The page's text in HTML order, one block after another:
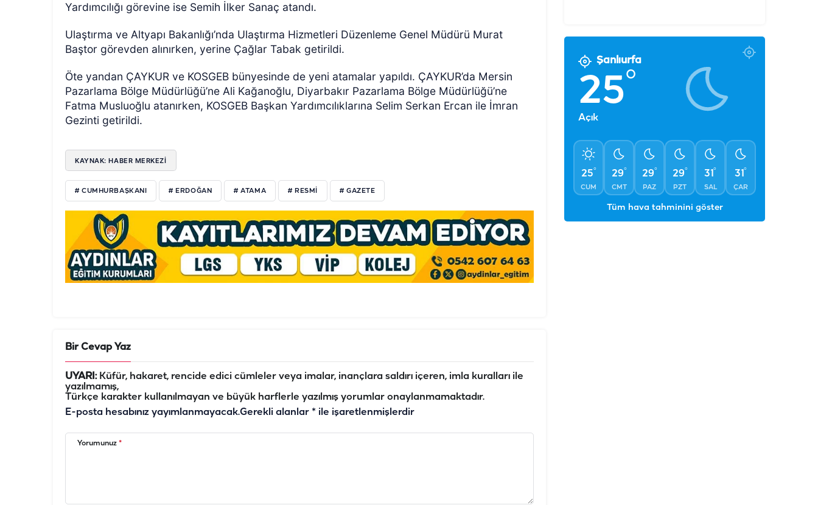
Yardımcılığı görevine ise Semih İlker Sanaç atandı.
Ulaştırma ve Altyapı Bakanlığı’nda Ulaştırma Hizmetleri Düzenleme Genel Müdürü Murat
Baştor görevden alınırken, yerine Çağlar Tabak getirildi.
Öte yandan ÇAYKUR ve KOSGEB bünyesinde de yeni atamalar yapıldı. ÇAYKUR’da Mersin
Pazarlama Bölge Müdürlüğü’ne Ali Kağanoğlu, Diyarbakır Pazarlama Bölge Müdürlüğü’ne
Fatma Musluoğlu atanırken, KOSGEB Başkan Yardımcılıklarına Selim Serkan Ercan ile İmran
Gezinti getirildi.
KAYNAK: HABER MERKEZİ
# CUMHURBAŞKANI # ERDOĞAN # ATAMA # RESMİ # GAZETE
Bir Cevap Yaz
UYARI:Küfür, hakaret, rencide edici cümleler veya imalar, inançlara saldırı içeren, imla kuralları ile
yazılmamış,
Türkçe karakter kullanılmayan ve büyük harflerle yazılmış yorumlar onaylanmamaktadır.
E-posta hesabınız yayımlanmayacak.Gerekli alanlar * ile işaretlenmişlerdir
Yorumunuz *
Şanlıurfa
25°
Açık
25°
CUM
29°
CMT
29°
PAZ
29°
PZT
31°
SAL
31°
ÇAR
Tüm hava tahminini göster